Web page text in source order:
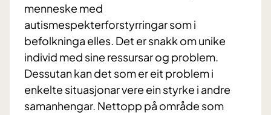
menneske med
autismespekterforstyrringar som i
befolkninga elles. Det er snakk om unike
individ med sine ressursar og problem.
Dessutan kan det som er eit problem i
enkelte situasjonar vere ein styrke i andre
samanhengar. Nettopp på område som